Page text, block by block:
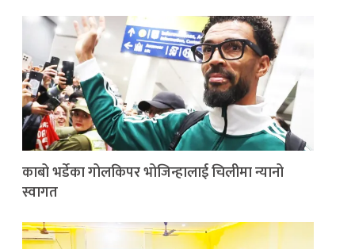
काबो भर्डेका गोलकिपर भोजिन्हालाई चिलीमा न्यानो
स्वागत